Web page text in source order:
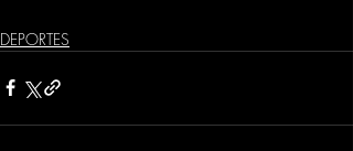
DEPORTES